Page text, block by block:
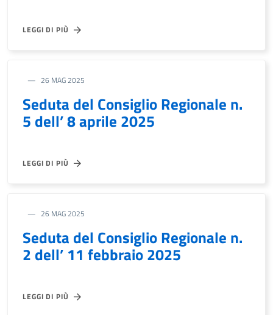
LEGGI DI PIÙ
26 MAG 2025
Seduta del Consiglio Regionale n.
5 dell’ 8 aprile 2025
LEGGI DI PIÙ
26 MAG 2025
Seduta del Consiglio Regionale n.
2 dell’ 11 febbraio 2025
LEGGI DI PIÙ